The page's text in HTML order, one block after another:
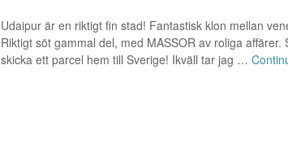
Udaipur är en riktigt fin stad! Fantastisk klon mellan
Riktigt söt gammal del, med MASSOR av roliga
skicka ett parcel hem till Sverige! Ikväll tar jag …